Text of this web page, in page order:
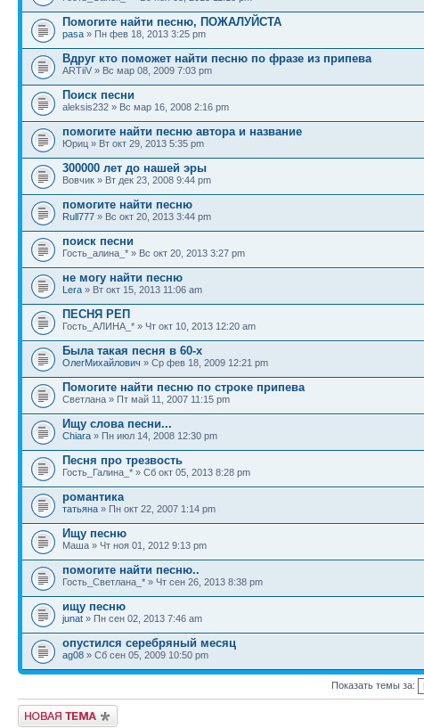
Помогите найти песню, ПОЖАЛУЙСТА
pasa » Пн фев 18, 2013 3:25 pm
Вдруг кто поможет найти песню по фразе из припева
ARTiiV » Вс мар 08, 2009 7:03 pm
Поиск песни
aleksis232 » Вс мар 16, 2008 2:16 pm
помогите найти песню автора и название
Юриц » Вт окт 29, 2013 5:35 pm
300000 лет до нашей эры
Вовчик » Вт дек 23, 2008 9:44 pm
помогите найти песню
Rull777 » Вс окт 20, 2013 3:44 pm
поиск песни
Гость_алина_* » Вс окт 20, 2013 3:27 pm
не могу найти песню
Lera » Вт окт 15, 2013 11:06 am
ПЕСНЯ РЕП
Гость_АЛИНА_* » Чт окт 10, 2013 12:20 am
Была такая песня в 60-х
ОлегМихайлович » Ср фев 18, 2009 12:21 pm
Помогите найти песню по строке припева
Светлана » Пт май 11, 2007 11:15 pm
Ищу слова песни...
Chiara » Пн июл 14, 2008 12:30 pm
Песня про трезвость
Гость_Галина_* » Сб окт 05, 2013 8:28 pm
романтика
татьяна » Пн окт 22, 2007 1:14 pm
Ищу песню
Маша » Чт ноя 01, 2012 9:13 pm
помогите найти песню..
Гость_Светлана_* » Чт сен 26, 2013 8:38 pm
ищу песню
junat » Пн сен 02, 2013 7:46 am
опустился серебряный месяц
ag08 » Сб сен 05, 2009 10:50 pm
Показать темы за:
Новая тема